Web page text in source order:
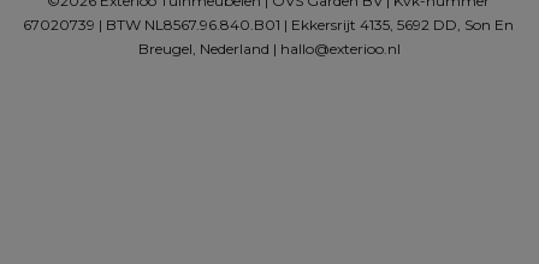
67020739 | BTW NL8567.96.840.B01 | Ekkersrijt 4135, 5692 DD, Son En
Breugel, Nederland | hallo@exterioo.nl